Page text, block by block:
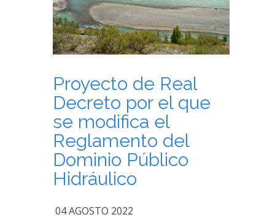
Proyecto de Real
Decreto por el que
se modifica el
Reglamento del
Dominio Público
Hidráulico
04 AGOSTO 2022